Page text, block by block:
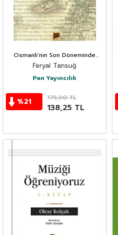
Osmanlı'nın Son Döneminde
Adalı Rumlar
Feryal Tansuğ
Pan Yayıncılık
%21 175,00TL
138,25 TL